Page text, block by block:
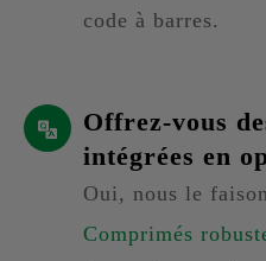
code à barres.
Offrez-vous
intégrées en
Oui, nous le
Comprimés